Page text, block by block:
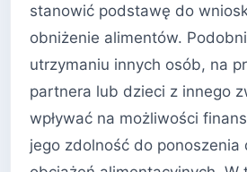
stanowić podstawę do
obniżenie alimentów.
utrzymaniu innych osób, na
partnera lub dzieci z innego
wpływać na możliwości
jego zdolność do ponoszenia